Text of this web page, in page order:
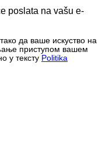
poslata na vašu e-
да ваше искуство на
приступом вашем
у тексту Politika